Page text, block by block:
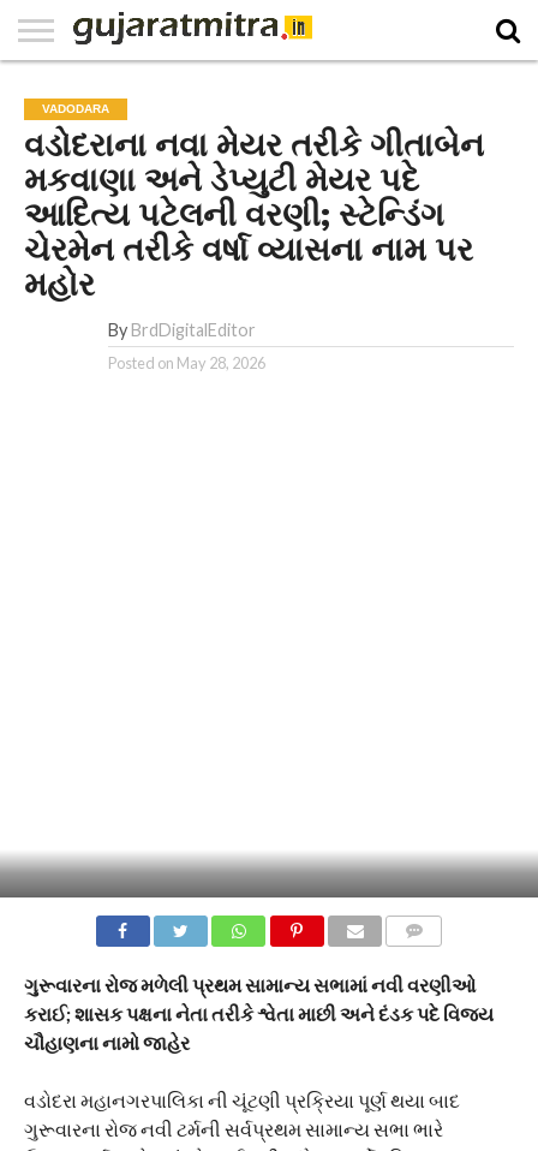
PAPER
NATIONAL
WORLD
BUSINESS
SPORTS
GUJARAT
OPINION
MORE
VADODARA
વડોદરાના નવા મેયર તરીકે ગીતાબેન
મકવાણા અને ડેપ્યુટી મેયર પદે
આદિત્ય પટેલની વરણી; સ્ટેન્ડિંગ
ચેરમેન તરીકે વર્ષા વ્યાસના નામ પર
મહોર
By BrdDigitalEditor
Posted on May 28, 2026
ગુરૂવારના રોજ મળેલી પ્રથમ સામાન્ય સભામાં નવી વરણીઓ
કરાઈ; શાસક પક્ષના નેતા તરીકે શ્વેતા માછી અને દંડક પદે વિજય
ચૌહાણના નામો જાહેર
વડોદરા મહાનગરપાલિકા ની ચૂંટણી પ્રક્રિયા પૂર્ણ થયા બાદ
ગુરૂવારના રોજ નવી ટર્મની સર્વપ્રથમ સામાન્ય સભા ભારે